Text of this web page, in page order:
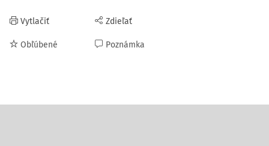
Vytlačiť
Obľúbené
Zdieľať
Poznámka